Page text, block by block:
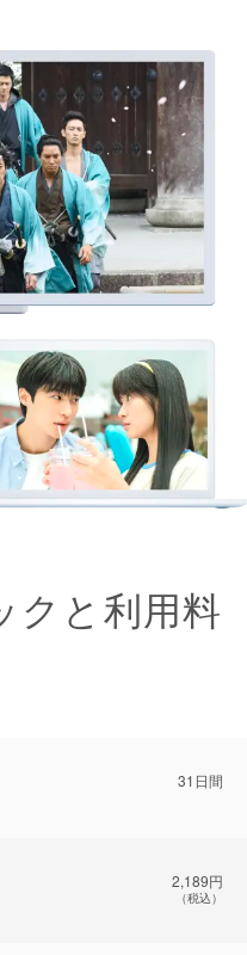
クと利用料
31日間
2,189円
（税込）